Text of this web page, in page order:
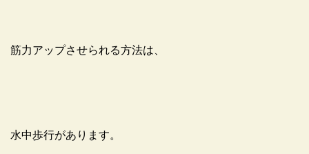
筋力アップさせられる方法は、
水中歩行があります。